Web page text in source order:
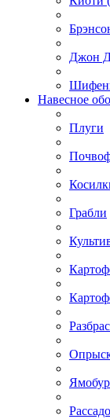
Джон
Навесное
Плуги
Грабли